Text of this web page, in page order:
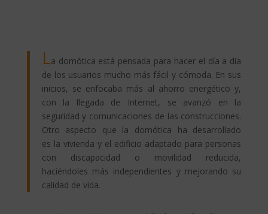
La domótica está pensada para hacer el día a día
de los usuarios mucho más fácil y cómoda. En sus
inicios, se enfocaba más al ahorro energético y,
con la llegada de Internet, se avanzó en la
seguridad y comunicaciones de las construcciones.
Otro aspecto que la domótica ha desarrollado
es la vivienda y el edificio adaptado para personas
con discapacidad o movilidad reducida,
haciéndoles más independientes y mejorando su
calidad de vida.